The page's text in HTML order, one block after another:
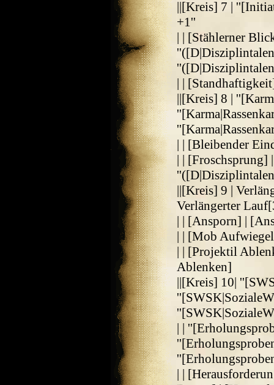
||[Kreis] 7 |
+1''
| | [Stählerner
| |
||[Kreis] 8 |
| | [Bleibender
| | [Froschsprung]
||[Kreis] 9 |
Verlängerter
| | [Ansporn] |
| | [Mob
| | [Projektil
Ablenken]
||[Kreis] 10|
| |
| |